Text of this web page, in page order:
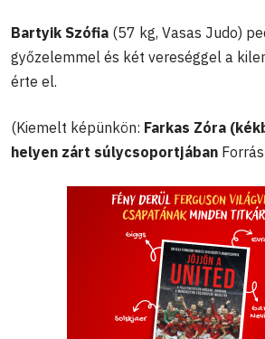
Bartyik Szófia (57 kg, Vasas Judo)
győzelemmel és két vereséggel a
érte el.
(Kiemelt képünkön: Farkas Zóra
helyen zárt súlycsoportjában